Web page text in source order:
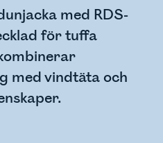
med RDS-
för tuffa
med vindtäta och